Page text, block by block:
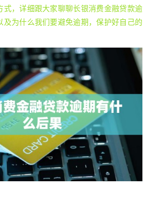
式，详细跟大家聊聊长银消费金融贷款逾
及为什么我们要避免逾期，保护好自己的